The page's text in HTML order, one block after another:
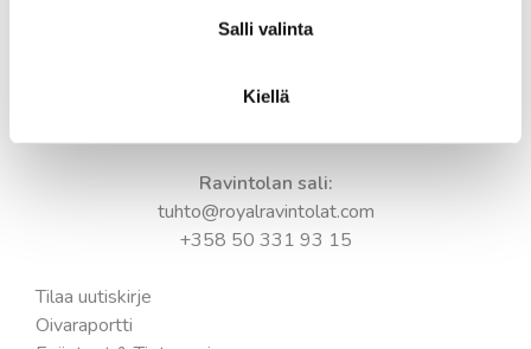
Salli valinta
Kiellä
Yhteystiedot:
Yliopistokatu 55
Ravintolan sali:
tuhto@royalravintolat.com
+358 50 331 93 15
Tilaa uutiskirje
Oivaraportti